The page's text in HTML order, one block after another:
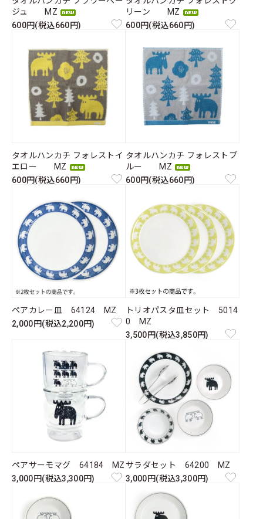
ジュ MZ
600円(税込660円)
リーン MZ
600円(税込660円)
タオルハンカチ フォレストイ
エロー MZ
600円(税込660円)
タオルハンカチ フォレストブ
ルー MZ
600円(税込660円)
ペアカレー皿 64124 MZ
2,000円(税込2,200円)
トリオパスタ皿セット 5014
0 MZ
3,500円(税込3,850円)
ペアサーモマグ 64184 MZ
3,000円(税込3,300円)
サラダセット 64200 MZ
3,000円(税込3,300円)